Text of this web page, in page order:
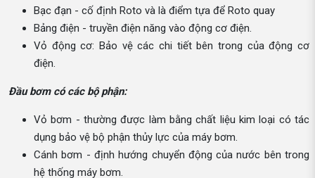
Bạc đạn - cố định Roto và là điểm tựa để Roto quay
Bảng điện - truyền điện năng vào động cơ điện.
Vỏ động cơ: Bảo vệ các chi tiết bên trong của động cơ
điện.
Đầu bơm có các bộ phận:
Vỏ bơm - thường được làm bằng chất liệu kim loại có tác
dụng bảo vệ bộ phận thủy lực của máy bơm.
Cánh bơm - định hướng chuyển động của nước bên trong
hệ thống máy bơm.